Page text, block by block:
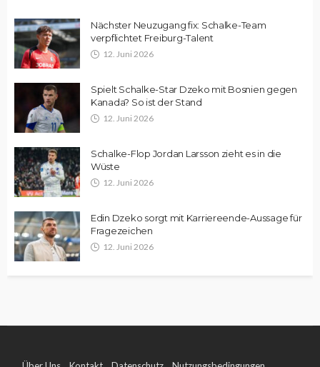
Nächster Neuzugang fix: Schalke-Team
verpflichtet Freiburg-Talent
12. Juni 2026
Spielt Schalke-Star Dzeko mit Bosnien gegen
Kanada? So ist der Stand
12. Juni 2026
Schalke-Flop Jordan Larsson zieht es in die
Wüste
12. Juni 2026
Edin Dzeko sorgt mit Karriereende-Aussage für
Fragezeichen
12. Juni 2026